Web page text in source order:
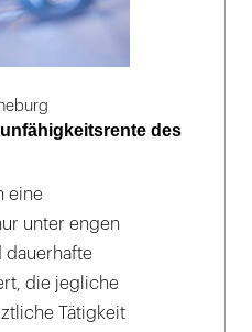
des
eine
unter engen
dauerhafte
die jegliche
Tätigkeit